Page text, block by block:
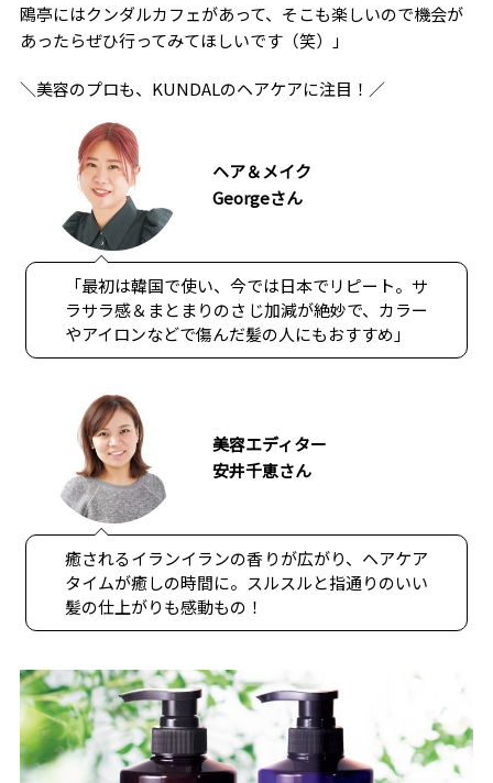
鴎亭にはクンダルカフェがあって、そこも楽しいので機会が
あったらぜひ行ってみてほしいです（笑）」
＼美容のプロも、KUNDALのヘアケアに注目！／
ヘア＆メイク
Georgeさん
「最初は韓国で使い、今では日本でリピート。サ
ラサラ感＆まとまりのさじ加減が絶妙で、カラー
やアイロンなどで傷んだ髪の人にもおすすめ」
美容エディター
安井千恵さん
癒されるイランイランの香りが広がり、ヘアケア
タイムが癒しの時間に。スルスルと指通りのいい
髪の仕上がりも感動もの！